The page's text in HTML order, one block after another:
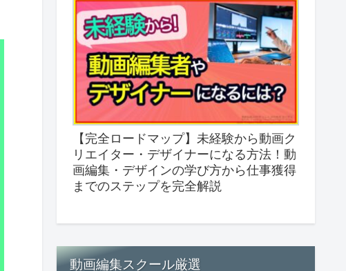
【完全ロードマップ】未経験から動画ク
リエイター・デザイナーになる方法！動
画編集・デザインの学び方から仕事獲得
までのステップを完全解説
動画編集スクール厳選